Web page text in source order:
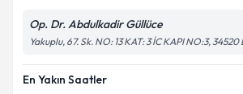
Op. Dr. Abdulkadir Güllüce
Yakuplu, 67. Sk. NO: 13 KAT: 3 İC KAPI NO:3,
En Yakın Saatler